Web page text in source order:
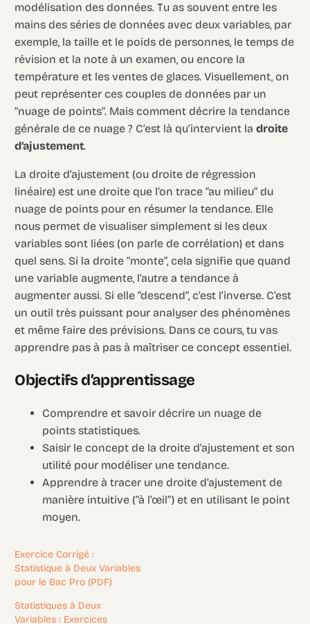
modélisation des données. Tu as souvent entre les
mains des séries de données avec deux variables, par
exemple, la taille et le poids de personnes, le temps de
révision et la note à un examen, ou encore la
température et les ventes de glaces. Visuellement, on
peut représenter ces couples de données par un
“nuage de points”. Mais comment décrire la tendance
générale de ce nuage ? C’est là qu’intervient ladroite
d’ajustement.
La droite d’ajustement (ou droite de régression
linéaire) est une droite que l’on trace “au milieu” du
nuage de points pour en résumer la tendance. Elle
nous permet de visualiser simplement si les deux
variables sont liées (on parle de corrélation) et dans
quel sens. Si la droite “monte”, cela signifie que quand
une variable augmente, l’autre a tendance à
augmenter aussi. Si elle “descend”, c’est l’inverse. C’est
un outil très puissant pour analyser des phénomènes
et même faire des prévisions. Dans ce cours, tu vas
apprendre pas à pas à maîtriser ce concept essentiel.
Objectifs d’apprentissage
Comprendre et savoir décrire un nuage de
points statistiques.
Saisir le concept de la droite d’ajustement et son
utilité pour modéliser une tendance.
Apprendre à tracer une droite d’ajustement de
manière intuitive (“à l’œil”) et en utilisant le point
moyen.
Exercice Corrigé :
Statistique à Deux Variables
pour le Bac Pro (PDF)
Statistiques à Deux
Variables : Exercices